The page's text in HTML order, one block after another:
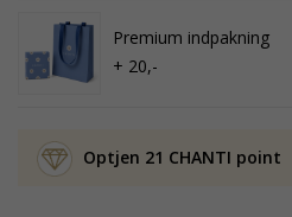
Premium indpakning
+ 20,-
Optjen 21 CHANTI point